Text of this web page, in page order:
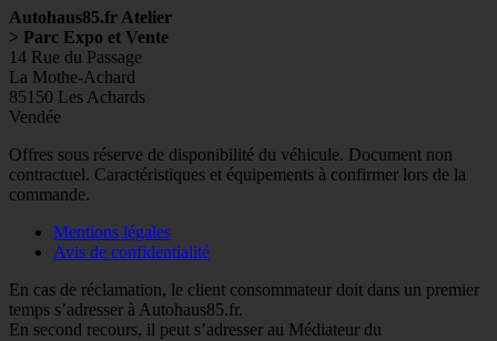
Autohaus85.fr Atelier
> Parc Expo et Vente
14 Rue du Passage
La Mothe-Achard
85150 Les Achards
Vendée
Facebook
Googleplus
E-
mail
Instagram
Tél
Offres sous réserve de disponibilité du véhicule. Document non
contractuel. Caractéristiques et équipements à confirmer lors de la
commande.
Mentions légales
Avis de confidentialité
En cas de réclamation, le client consommateur doit dans un premier
temps s’adresser à Autohaus85.fr.
En second recours, il peut s’adresser au Médiateur du